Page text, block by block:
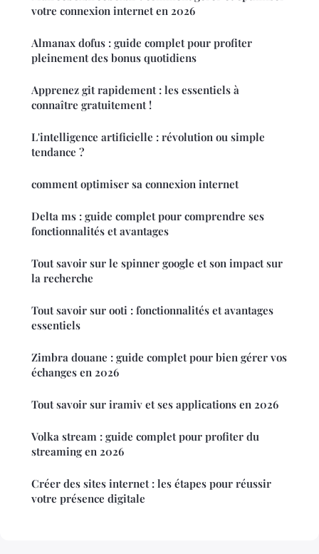
votre connexion internet en 2026
Almanax dofus : guide complet pour profiter
pleinement des bonus quotidiens
Apprenez git rapidement : les essentiels à
connaître gratuitement !
L'intelligence artificielle : révolution ou simple
tendance ?
comment optimiser sa connexion internet
Delta ms : guide complet pour comprendre ses
fonctionnalités et avantages
Tout savoir sur le spinner google et son impact sur
la recherche
Tout savoir sur ooti : fonctionnalités et avantages
essentiels
Zimbra douane : guide complet pour bien gérer vos
échanges en 2026
Tout savoir sur iramiv et ses applications en 2026
Volka stream : guide complet pour profiter du
streaming en 2026
Créer des sites internet : les étapes pour réussir
votre présence digitale